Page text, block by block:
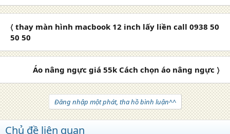
〈 thay màn hình macbook 12 inch lấy liền call 0938 50
50 50
Áo nâng ngực giá 55k Cách chọn áo nâng ngực 〉
Đăng nhập một phát, tha hồ bình luận^^
Chủ đề liên quan